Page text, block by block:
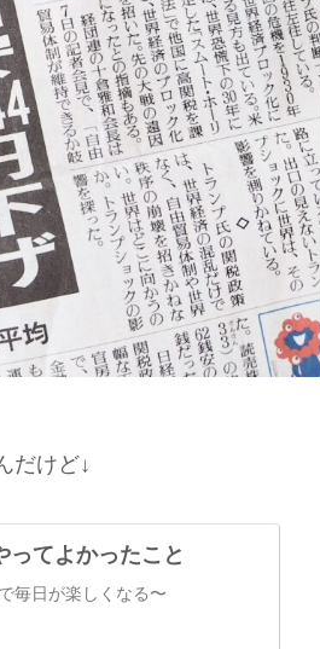
だけど↓
ってよかったこと
毎日が楽しくなる〜